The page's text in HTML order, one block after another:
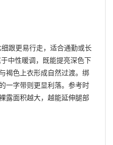
跟更易行走，适合通勤或长
中性暖调，既能提亮深色下
褐色上衣形成自然过渡。绑
一字带则更显利落。参考时
露面积越大，越能延伸腿部